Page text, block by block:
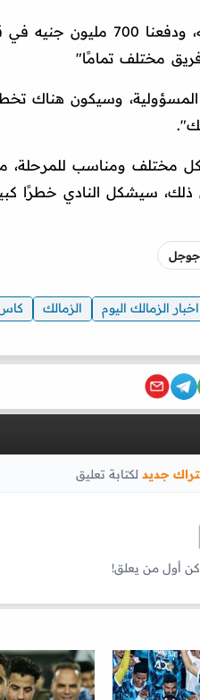
وأوضح: "خلال عامين، تجاوزت مصروفاتنا
فريق مختلف تمامًا"
وسيكون هناك
مختلف ومناسب للمرحلة،
ذلك، سيشكل النادي خطرًا
جوجل
اخبار الزمالك اليوم الزمالك
جديد لكتابة تعليق
كن أول من يعلق!